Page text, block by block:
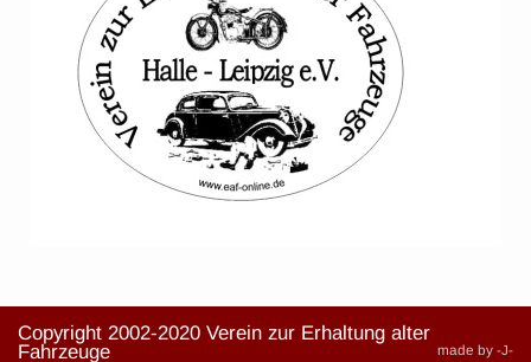
Copyright 2002-2020 Verein zur Erhaltung alter
Fahrzeuge
made by -J-